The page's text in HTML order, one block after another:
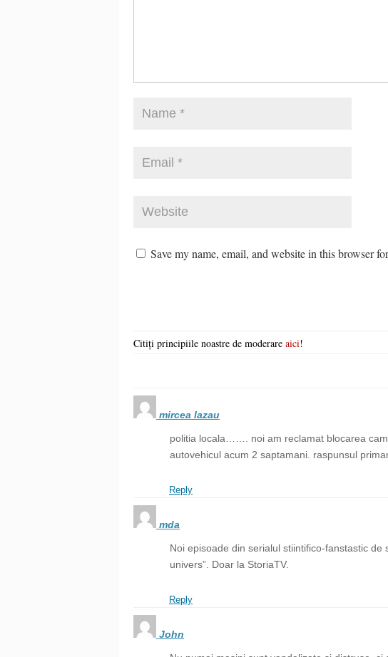
Save my name, email, and website in this browser
Citiți principiile noastre de moderare aici!
mircea lazau
politia locala……. noi am reclamat blocarea
autovehicul acum 2 saptamani. raspunsul
Reply
mda
Noi episoade din serialul stiintifico-fanstastic de
univers”. Doar la StoriaTV.
Reply
John